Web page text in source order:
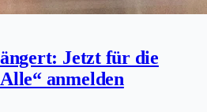
Jetzt für die
anmelden